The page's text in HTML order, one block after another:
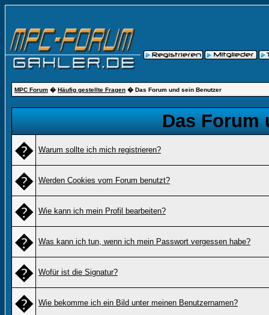
MPC Forum � Häufig gestellte Fragen � Das Forum und sein Benutzer
Das Forum
� Warum sollte ich mich registrieren?
� Werden Cookies vom Forum benutzt?
� Wie kann ich mein Profil bearbeiten?
� Was kann ich tun, wenn ich mein Passwort vergessen habe?
� Wofür ist die Signatur?
� Wie bekomme ich ein Bild unter meinen Benutzernamen?